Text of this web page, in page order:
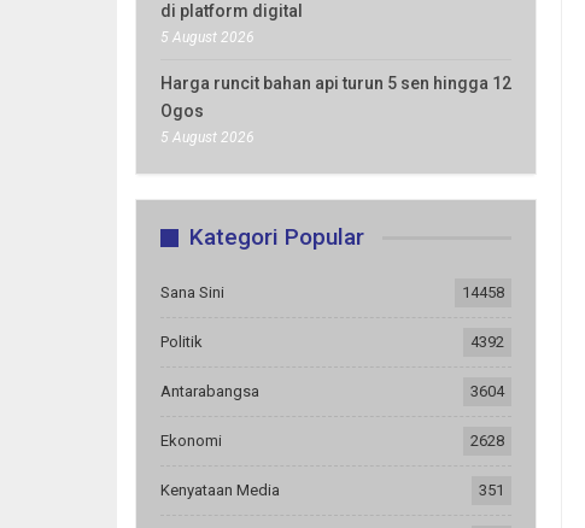
di platform digital
5 August 2026
Harga runcit bahan api turun 5 sen hingga 12
Ogos
5 August 2026
Kategori Popular
Sana Sini 14458
Politik 4392
Antarabangsa 3604
Ekonomi 2628
Kenyataan Media 351